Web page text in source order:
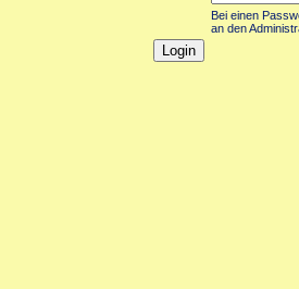
Bei einen
an den